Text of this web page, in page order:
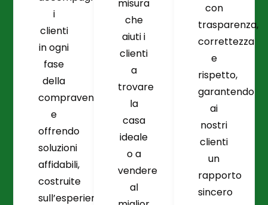
i
clienti
in ogni
fase
della
compravendita
e
offrendo
soluzioni
affidabili,
costruite
sull’esperienza
misura
che
aiuti i
clienti
a
trovare
la
casa
ideale
o a
vendere
al
con
trasparenza,
correttezza
e
rispetto,
garantendo
ai
nostri
clienti
un
rapporto
sincero